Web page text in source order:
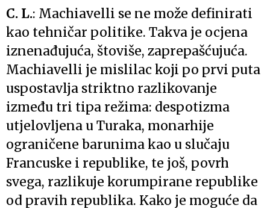
C. L.: Machiavelli se ne može definirati
kao tehničar politike. Takva je ocjena
iznenađujuća, štoviše, zaprepašćujuća.
Machiavelli je mislilac koji po prvi puta
uspostavlja striktno razlikovanje
između tri tipa režima: despotizma
utjelovljena u Turaka, monarhije
ograničene barunima kao u slučaju
Francuske i republike, te još, povrh
svega, razlikuje korumpirane republike
od pravih republika. Kako je moguće da